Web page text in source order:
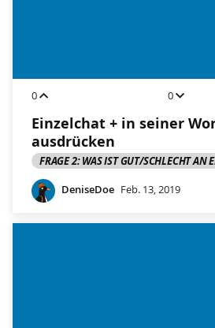
0 0
Einzelchat + in seiner
ausdrücken
FRAGE 2: WAS IST GUT/SCHLECHT AN
DeniseDoe Feb. 13, 2019